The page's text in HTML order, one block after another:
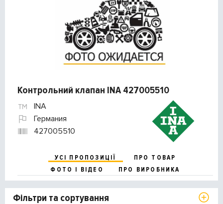
Контрольний клапан INA 427005510
INA
Германия
427005510
УСІ ПРОПОЗИЦІЇ
ПРО ТОВАР
ФОТО І ВІДЕО
ПРО ВИРОБНИКА
Фільтри та сортування